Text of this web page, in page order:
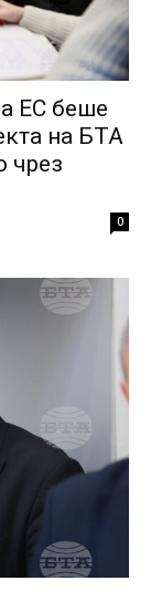
ЕС беше
на БТА
чрез
0